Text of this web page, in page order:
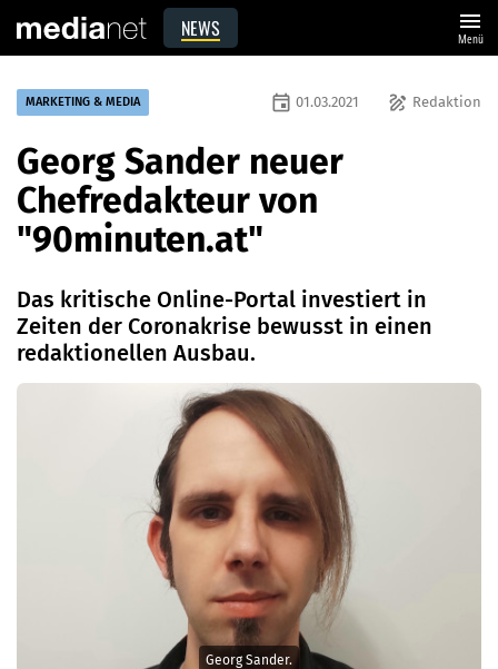
NEWS menu
Menü
Georg Sander.
MARKETING & MEDIA draw Redaktion
event 01.03.2021
Georg Sander neuer
Chefredakteur von
"90minuten.at"
Das kritische Online-Portal investiert in
Zeiten der Coronakrise bewusst in einen
redaktionellen Ausbau.